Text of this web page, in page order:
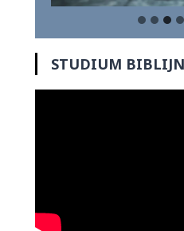
STUDIUM